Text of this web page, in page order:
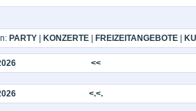
PARTY| KONZERTE| FREIZEITANGEBOTE|
<<
<.<.